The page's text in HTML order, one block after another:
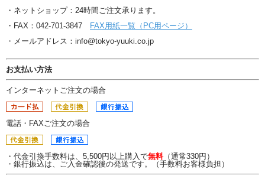
・ネットショップ：24時間ご注文承ります。
・FAX：042-701-3847 FAX用紙一覧（PC用ページ）
・メールアドレス：info@tokyo-yuuki.co.jp
お支払い方法
インターネットご注文の場合
電話・FAXご注文の場合
・代金引換手数料は、5,500円以上購入で無料（通常330円）
・銀行振込は、ご入金確認後の発送です。（手数料お客様負担）